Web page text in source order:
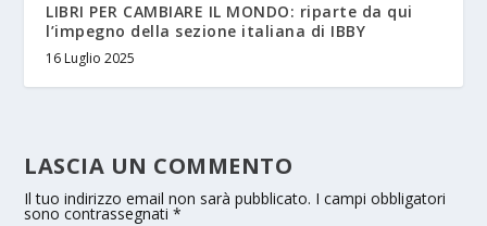
LIBRI PER CAMBIARE IL MONDO: riparte da qui
l’impegno della sezione italiana di IBBY
16 Luglio 2025
LASCIA UN COMMENTO
Il tuo indirizzo email non sarà pubblicato. I campi obbligatori
sono contrassegnati*